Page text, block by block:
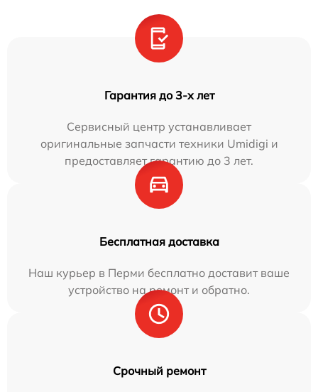
Гарантия до 3-х лет
Сервисный центр устанавливает
оригинальные запчасти техники Umidigi и
предоставляет гарантию до 3 лет.
Бесплатная доставка
Наш курьер в Перми бесплатно доставит ваше
устройство на ремонт и обратно.
Срочный ремонт